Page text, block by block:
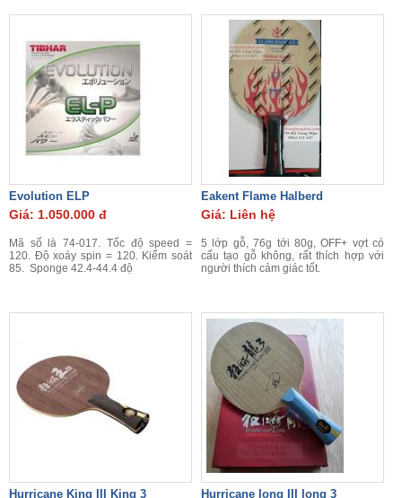
Evolution ELP
Giá: 1.050.000 đ
Mã số là 74-017. Tốc độ speed =
120. Độ xoáy spin = 120. Kiểm soát
85. Sponge 42.4-44.4 độ
Eakent Flame Halberd
Giá: Liên hệ
5 lớp gỗ, 76g tới 80g, OFF+ vợt có
cấu tạo gỗ không, rất thích hợp với
người thích cảm giác tốt.
Hurricane King III King 3 Hurricane long III long 3